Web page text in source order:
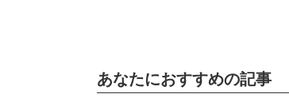
あなたにおすすめの記事